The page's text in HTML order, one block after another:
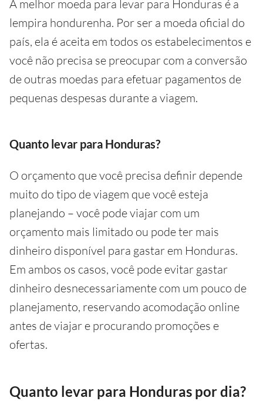
A melhor moeda para levar para Honduras é a
lempira hondurenha. Por ser a moeda oficial do
país, ela é aceita em todos os estabelecimentos e
você não precisa se preocupar com a conversão
de outras moedas para efetuar pagamentos de
pequenas despesas durante a viagem.
Quanto levar para Honduras?
O orçamento que você precisa definir depende
muito do tipo de viagem que você esteja
planejando – você pode viajar com um
orçamento mais limitado ou pode ter mais
dinheiro disponível para gastar em Honduras.
Em ambos os casos, você pode evitar gastar
dinheiro desnecessariamente com um pouco de
planejamento, reservando acomodação online
antes de viajar e procurando promoções e
ofertas.
Quanto levar para Honduras por dia?